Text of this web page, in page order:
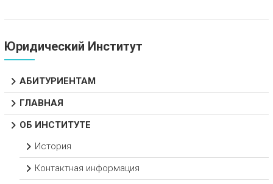
Юридический Институт
АБИТУРИЕНТАМ
ГЛАВНАЯ
ОБ ИНСТИТУТЕ
История
Контактная информация